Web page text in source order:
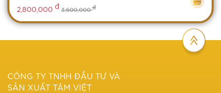
2,800,000 đ 3,600,000đ
CÔNG TY TNHH ĐẦU TƯ VÀ
SẢN XUẤT TÂM VIỆT